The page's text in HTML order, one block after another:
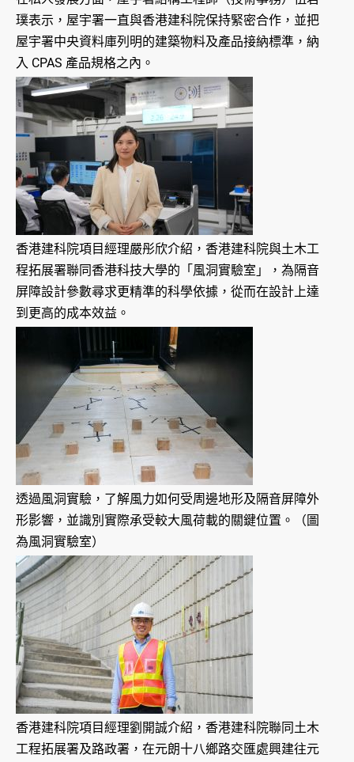
璞表示，屋宇署一直與香港建科院保持緊密合作，並把
屋宇署中央資料庫列明的建築物料及產品接納標準，納
入 CPAS 產品規格之內。
香港建科院項目經理嚴彤欣介紹，香港建科院與土木工
程拓展署聯同香港科技大學的「風洞實驗室」，為隔音
屏障設計參數尋求更精準的科學依據，從而在設計上達
到更高的成本效益。
透過風洞實驗，了解風力如何受周邊地形及隔音屏障外
形影響，並識別實際承受較大風荷載的關鍵位置。（圖
為風洞實驗室）
香港建科院項目經理劉開誠介紹，香港建科院聯同土木
工程拓展署及路政署，在元朗十八鄉路交匯處興建往元